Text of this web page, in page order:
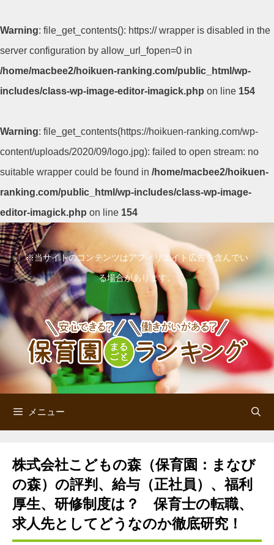
Warning: file_get_contents(): https:// wrapper is disabled in the
server configuration by allow_url_fopen=0 in
/home/macbee2/hoikuen-ranking.com/public_html/wp-
includes/class-wp-image-editor-imagick.php on line 154
Warning: file_get_contents(https://hoikuen-ranking.com/wp-
content/uploads/2020/09/logo.jpg): failed to open stream: no
suitable wrapper could be found in /home/macbee2/hoikuen-
ranking.com/public_html/wp-includes/class-wp-image-
editor-imagick.php on line 154
コ
ン
テ
ン
ツ
ス
ッ
※当サイトのコンテンツはアフィリエイト広告を含んでい
る場合があります。
メニュー
株式会社こどもの森（保育園：まなび
の森）の評判、給与（正社員）、福利
厚生、研修制度は？ 保育士の転職、
求人先としてどうなのか徹底研究！